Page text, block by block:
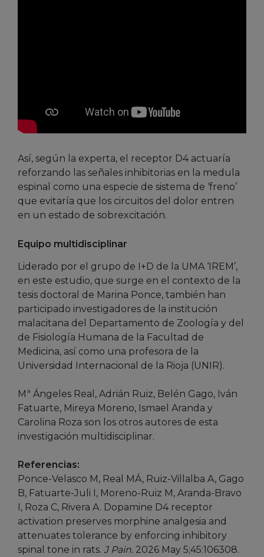
Así, según la experta, el receptor D4 actuaría
reforzando las señales inhibitorias en la medula
espinal como una especie de sistema de ‘freno’
que evitaría que los circuitos del dolor entren
en un estado de sobrexcitación.
Equipo multidisciplinar
Liderado por el grupo de I+D de la UMA ‘IREM’,
en este estudio, que surge en el contexto de la
tesis doctoral de Marina Ponce, también han
participado investigadores de la institución
malacitana del Departamento de Zoología y del
de Fisiología Humana de la Facultad de
Medicina, así como una profesora de la
Universidad Internacional de la Rioja (UNIR).
Mª Ángeles Real, Adrián Ruiz, Belén Gago, Iván
Fatuarte, Mireya Moreno, Ismael Aranda y
Carolina Roza son los otros autores de esta
investigación multidisciplinar.
Referencias:
Ponce-Velasco M, Real MÁ, Ruiz-Villalba A, Gago
B, Fatuarte-Juli I, Moreno-Ruiz M, Aranda-Bravo
I, Roza C, Rivera A. Dopamine D4 receptor
activation preserves morphine analgesia and
attenuates tolerance by enforcing inhibitory
spinal tone in rats. J Pain. 2026 May 5;45:106308.